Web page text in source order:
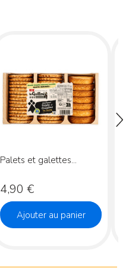
Palets et galettes...
Prix
4,90 €
Ajouter au panier